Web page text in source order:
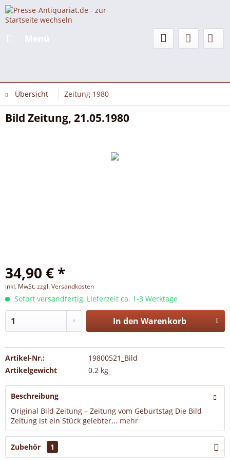
Übersicht Zeitung 1980
Bild Zeitung, 21.05.1980
34,90 € *
inkl. MwSt.zzgl. Versandkosten
Sofort versandfertig, Lieferzeit ca. 1-3 Werktage
In den Warenkorb
Artikel-Nr.:
19800521_Bild
Artikelgewicht
0.2 kg
Beschreibung
Original Bild Zeitung – Zeitung vom Geburtstag Die Bild
Zeitung ist ein Stück gelebter... mehr
Zubehör 1